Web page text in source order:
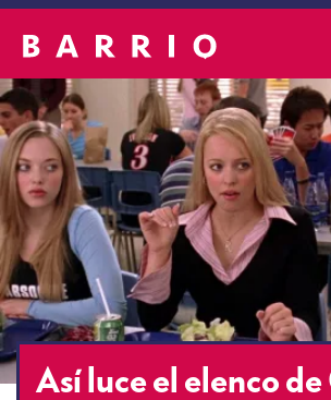
Así luce el elenco de